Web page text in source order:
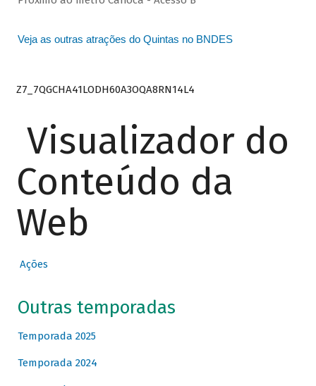
Veja as outras atrações do Quintas no BNDES
Z7_7QGCHA41LODH60A3OQA8RN14L4
Visualizador do
Conteúdo da
Web
Ações
Outras temporadas
Temporada 2025
Temporada 2024